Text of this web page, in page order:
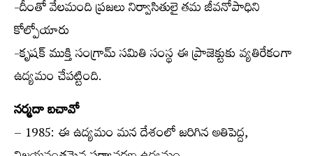
-దీంతో వేలమంది ప్రజలు నిర్వాసితులై తమ జీవనోపాధిని
కోల్పోయారు
-కృషక్ ముక్తి సంగ్రామ్ సమితి సంస్థ ఈ ప్రాజెక్టుకు వ్యతిరేకంగా
ఉద్యమం చేపట్టింది.
నర్మదా బచావో
– 1985: ఈ ఉద్యమం మన దేశంలో జరిగిన అతిపెద్ద,